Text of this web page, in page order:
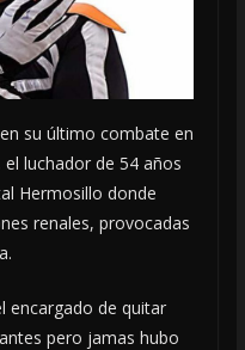
su último combate en
luchador de 54 años
Hermosillo donde
renales, provocadas
encargado de quitar
pero jamas hubo